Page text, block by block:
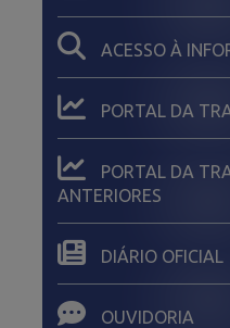
ACESSO À
PORTAL DA
PORTAL DA
ANTERIORES
DIÁRIO OFICIAL
OUVIDORIA